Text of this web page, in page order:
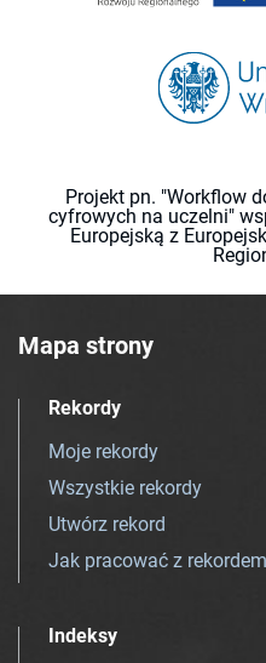
Projekt pn. "Workflow
cyfrowych na uczelni"
Europejską z
Mapa strony
Rekordy
Moje rekordy
Wszystkie rekordy
Utwórz rekord
Jak pracować z rekordem
Indeksy